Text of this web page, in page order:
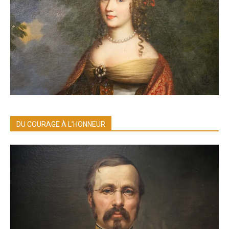
DU COURAGE À L’HONNEUR